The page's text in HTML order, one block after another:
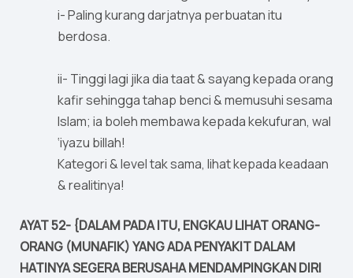
i- Paling kurang darjatnya perbuatan itu
berdosa.
ii- Tinggi lagi jika dia taat & sayang kepada orang
kafir sehingga tahap benci & memusuhi sesama
Islam; ia boleh membawa kepada kekufuran, wal
‘iyazu billah!
Kategori & level tak sama, lihat kepada keadaan
& realitinya!
AYAT 52- {DALAM PADA ITU, ENGKAU LIHAT ORANG-
ORANG (MUNAFIK) YANG ADA PENYAKIT DALAM
HATINYA SEGERA BERUSAHA MENDAMPINGKAN DIRI